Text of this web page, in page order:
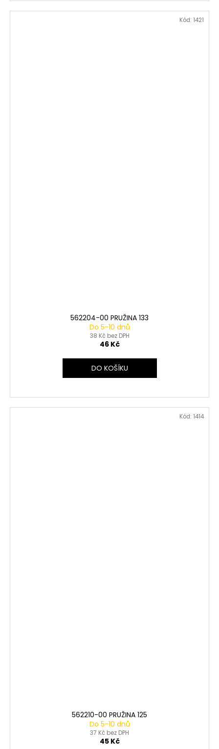
562204-00 PRUŽINA 133
Do 5-10 dnů
38 Kč bez DPH
46 Kč
DO KOŠÍKU
Kód: 1421
562210-00 PRUŽINA 125
Do 5-10 dnů
37 Kč bez DPH
45 Kč
Kód: 1414